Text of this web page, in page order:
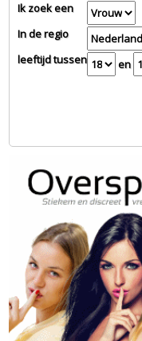
Ik zoek een
In de regio
leeftijd tussen
en